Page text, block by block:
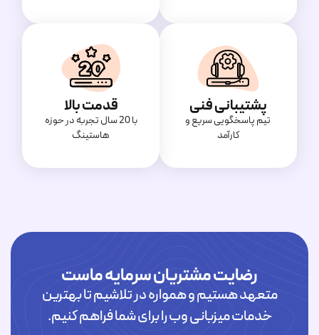
پشتیبانی فنی
تیم پاسخگویی سریع و
کارآمد
قدمت بالا
با 20 سال تجربه در حوزه
هاستینگ
رضایت مشتریان سرمایه ماست
متعهد هستیم و همواره در تلاشیم تا بهترین
خدمات میزبانی وب را برای شما فراهم کنیم.